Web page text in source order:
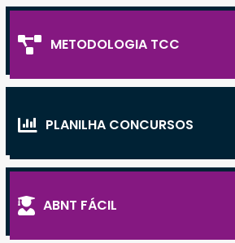
METODOLOGIA TCC
PLANILHA CONCURSOS
ABNT FÁCIL